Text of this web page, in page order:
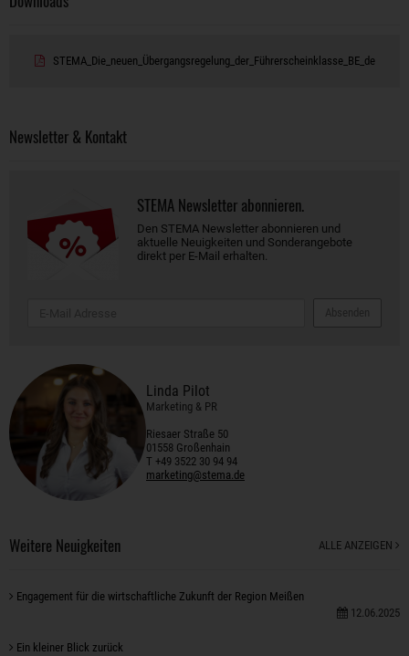
STEMA_Die_neuen_Übergangsregelung_der_Führerscheinklasse_BE_de
Newsletter & Kontakt
STEMA Newsletter abonnieren.
Den STEMA Newsletter abonnieren und
aktuelle Neuigkeiten und Sonderangebote
direkt per E-Mail erhalten.
Linda Pilot
Marketing & PR
Riesaer Straße 50
01558 Großenhain
T +49 3522 30 94 94
marketing@stema.de
ALLE ANZEIGEN
Weitere Neuigkeiten
Engagement für die wirtschaftliche Zukunft der Region Meißen
12.06.2025
Ein kleiner Blick zurück